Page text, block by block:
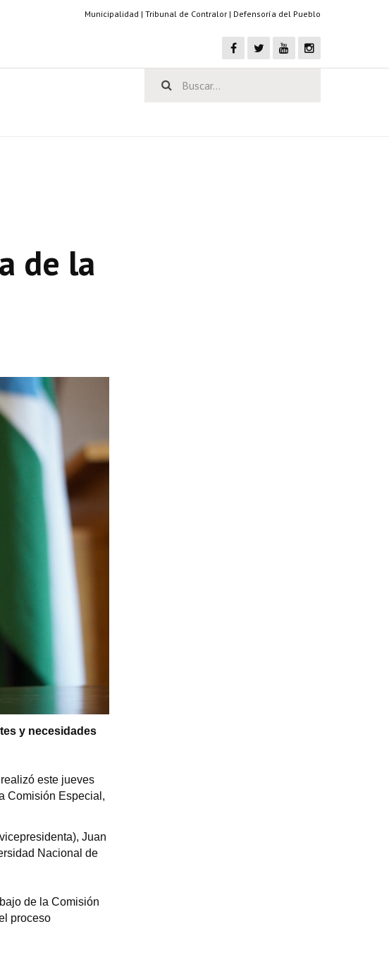
Municipalidad | Tribunal de Contralor | Defensoría del Pueblo
de la
y necesidades
este jueves
Comisión Especial,
Juan
Nacional de
de la Comisión
proceso